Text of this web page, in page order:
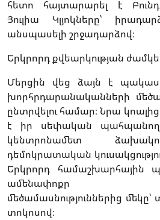
հետո հայտարարել է
Յուլիա Կլյոկները՝
անսպասելի շրջադարձով։
Երկրորդ քվեարկության
Մերցին վեց ձայն է
խորհրդարանականների
ընտրվելու համար։ Նրա
է իր սեփական
կենտրոնամետ
դեմոկրատական
Երկրորդ համաշխարհային
ամենափոքր
մեծամասնություններից
տոկոսով։